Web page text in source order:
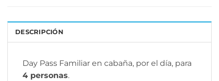
DESCRIPCIÓN
Day Pass Familiar en cabaña, por el día, para
4 personas.